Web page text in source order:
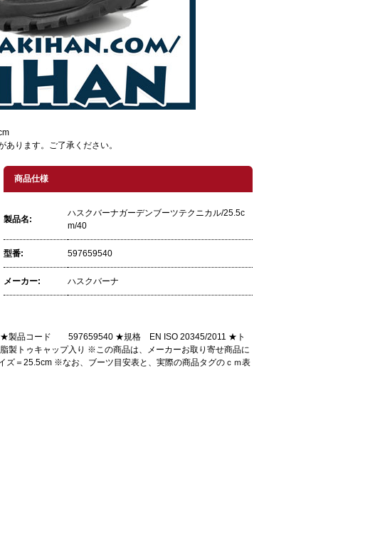
ります。ご了承ください。
商品仕様
製品名:
ハスクバーナガーデンブーツテクニカル/25.5c
m/40
型番: 597659540
メーカー: ハスクバーナ
★製品コード 597659540 ★規格 EN ISO 20345/2011 ★ト
製トゥキャップ入り ※この商品は、メーカーお取り寄せ商品に
＝25.5cm ※なお、ブーツ目安表と、実際の商品タグのｃｍ表